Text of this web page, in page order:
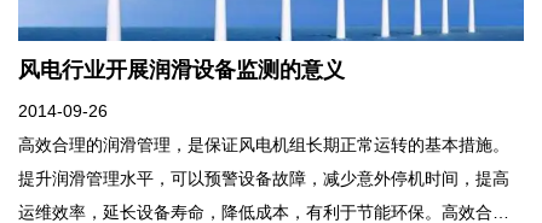
风电行业开展润滑设备监测的意义
2014-09-26
高效合理的润滑管理，是保证风电机组长期正常运转的基本措施。
提升润滑管理水平，可以预警设备故障，减少意外停机时间，提高
运维效率，延长设备寿命，降低成本，有利于节能环保。高效合理